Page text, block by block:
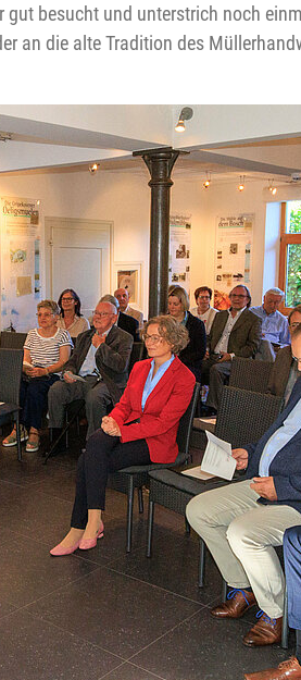
besucht und unterstrich noch
an die alte Tradition des